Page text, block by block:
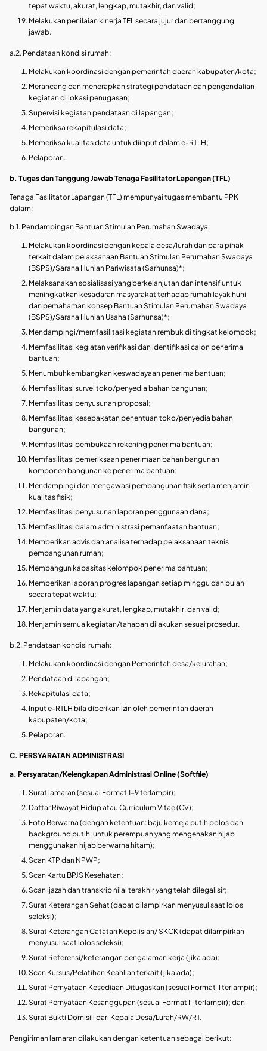
tepat waktu, akurat, lengkap, mutakhir, dan valid;
Melakukan penilaian kinerja TFL secara jujur dan bertanggung
jawab.
a.2. Pendataan kondisi rumah:
Melakukan koordinasi dengan pemerintah daerah kabupaten/kota;
Merancang dan menerapkan strategi pendataan dan pengendalian
kegiatan di lokasi penugasan;
Supervisi kegiatan pendataan di lapangan;
Memeriksa rekapitulasi data;
Memeriksa kualitas data untuk diinput dalam e-RTLH;
Pelaporan.
b. Tugas dan Tanggung Jawab Tenaga Fasilitator Lapangan (TFL)
Tenaga Fasilitator Lapangan (TFL) mempunyai tugas membantu PPK
dalam:
b.1. Pendampingan Bantuan Stimulan Perumahan Swadaya:
Melakukan koordinasi dengan kepala desa/lurah dan para pihak
terkait dalam pelaksanaan Bantuan Stimulan Perumahan Swadaya
(BSPS)/Sarana Hunian Pariwisata (Sarhunsa)*;
Melaksanakan sosialisasi yang berkelanjutan dan intensif untuk
meningkatkan kesadaran masyarakat terhadap rumah layak huni
dan pemahaman konsep Bantuan Stimulan Perumahan Swadaya
(BSPS)/Sarana Hunian Usaha (Sarhunsa)*;
Mendampingi/memfasilitasi kegiatan rembuk di tingkat kelompok;
Memfasilitasi kegiatan verifikasi dan identifikasi calon penerima
bantuan;
Menumbuhkembangkan keswadayaan penerima bantuan;
Memfasilitasi survei toko/penyedia bahan bangunan;
Memfasilitasi penyusunan proposal;
Memfasilitasi kesepakatan penentuan toko/penyedia bahan
bangunan;
Memfasilitasi pembukaan rekening penerima bantuan;
Memfasilitasi pemeriksaan penerimaan bahan bangunan
komponen bangunan ke penerima bantuan;
Mendampingi dan mengawasi pembangunan fisik serta menjamin
kualitas fisik;
Memfasilitasi penyusunan laporan penggunaan dana;
Memfasilitasi dalam administrasi pemanfaatan bantuan;
Memberikan advis dan analisa terhadap pelaksanaan teknis
pembangunan rumah;
Membangun kapasitas kelompok penerima bantuan;
Memberikan laporan progres lapangan setiap minggu dan bulan
secara tepat waktu;
Menjamin data yang akurat, lengkap, mutakhir, dan valid;
Menjamin semua kegiatan/tahapan dilakukan sesuai prosedur.
b.2. Pendataan kondisi rumah:
Melakukan koordinasi dengan Pemerintah desa/kelurahan;
Pendataan di lapangan;
Rekapitulasi data;
Input e-RTLH bila diberikan izin oleh pemerintah daerah
kabupaten/kota;
Pelaporan.
C. PERSYARATAN ADMINISTRASI
a. Persyaratan/Kelengkapan Administrasi Online (Softfile)
Surat lamaran (sesuai Format 1-9 terlampir);
Daftar Riwayat Hidup atau Curriculum Vitae (CV);
Foto Berwarna (dengan ketentuan: baju kemeja putih polos dan
background putih, untuk perempuan yang mengenakan hijab
menggunakan hijab berwarna hitam);
Scan KTP dan NPWP;
Scan Kartu BPJS Kesehatan;
Scan ijazah dan transkrip nilai terakhir yang telah dilegalisir;
Surat Keterangan Sehat (dapat dilampirkan menyusul saat lolos
seleksi);
Surat Keterangan Catatan Kepolisian/ SKCK (dapat dilampirkan
menyusul saat lolos seleksi);
Surat Referensi/keterangan pengalaman kerja (jika ada);
Scan Kursus/Pelatihan Keahlian terkait (jika ada);
Surat Pernyataan Kesediaan Ditugaskan (sesuai Format II terlampir);
Surat Pernyataan Kesanggupan (sesuai Format III terlampir); dan
Surat Bukti Domisili dari Kepala Desa/Lurah/RW/RT.
Pengiriman lamaran dilakukan dengan ketentuan sebagai berikut: